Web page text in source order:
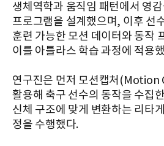
생체역학과 움직임 패턴에서 영
프로그램을 설계했으며, 이후 선
훈련 가능한 모션 데이터와 동작
이를 아틀라스 학습 과정에 적용
연구진은 먼저 모션캡처(Motion
활용해 축구 선수의 동작을 수집
신체 구조에 맞게 변환하는 리
정을 수행했다.